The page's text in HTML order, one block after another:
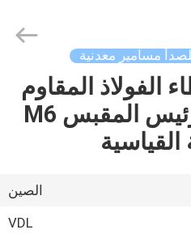
مسامير معدنية
الفولاذ المقاوم
للصدأ مسدس رئيس المقبس M6
القياسية
الصين
VDL